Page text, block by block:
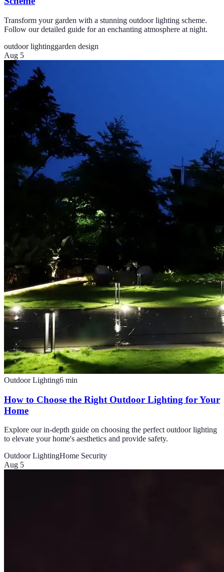
Transform your garden with a stunning outdoor lighting scheme.
Follow our detailed guide for an enchanting atmosphere at night.
outdoor lightinggarden design
Aug 5
Outdoor Lighting6 min
How to Choose the Right Outdoor Lighting for Your
Home
Explore our in-depth guide on choosing the perfect outdoor lighting
to elevate your home's aesthetics and provide safety.
Outdoor LightingHome Security
Aug 5